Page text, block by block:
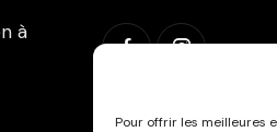
Pour offrir les meilleures
à